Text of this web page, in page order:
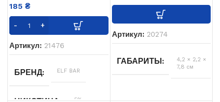
ТИП POD СИСТЕМЫ
USB ЗАРЯДКА
Type-
185 ₴
Артикул: 21476
БРЕНД ELF BAR
5%
Артикул: 20274
ГАБАРИТЫ
4,2 × 2,2 ×
7,8 см